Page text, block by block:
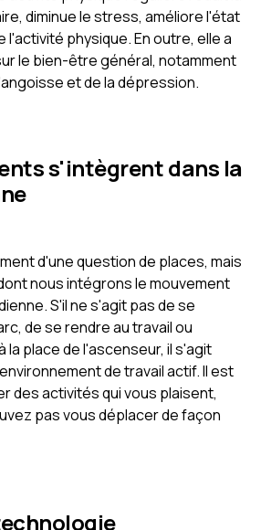
diminue le stress, améliore l'état
physique. En outre, elle a
le bien-être général, notamment
et de la dépression.
s'intègrent dans la
d'une question de places, mais
nous intégrons le mouvement
S'il ne s'agit pas de se
de se rendre au travail ou
la place de l'ascenseur, il s'agit
de travail actif. Il est
des activités qui vous plaisent,
pas vous déplacer de façon